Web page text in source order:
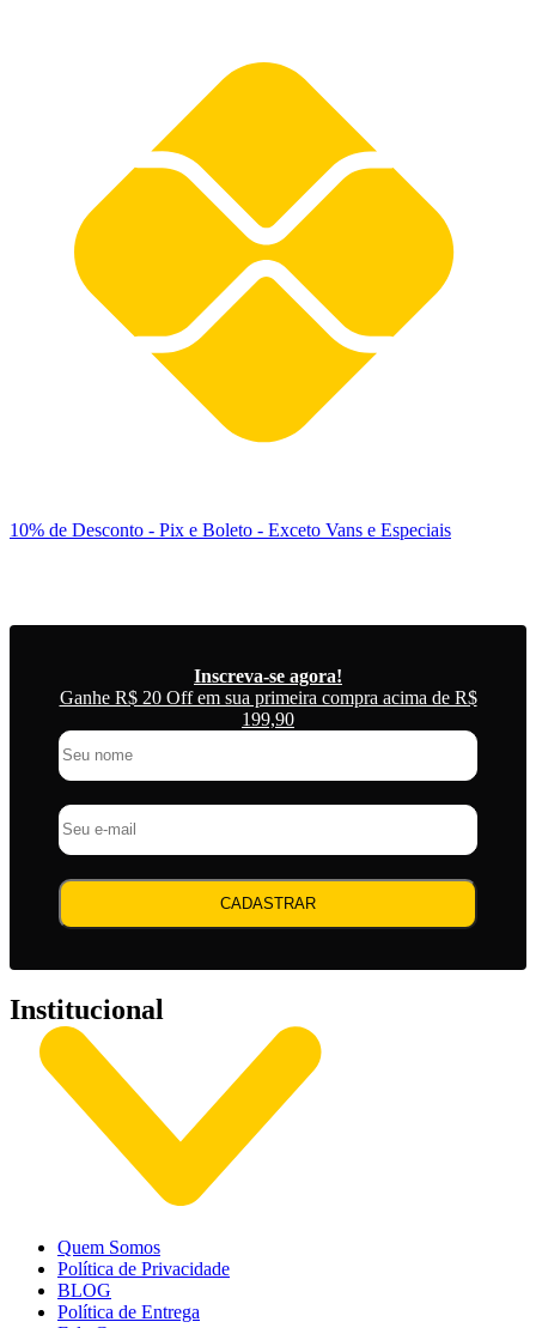
10% de Desconto - Pix e Boleto - Exceto Vans e Especiais
Inscreva-se agora!
Ganhe R$ 20 Off em sua primeira compra acima de R$
199,90
CADASTRAR
Institucional
Quem Somos
Política de Privacidade
BLOG
Política de Entrega